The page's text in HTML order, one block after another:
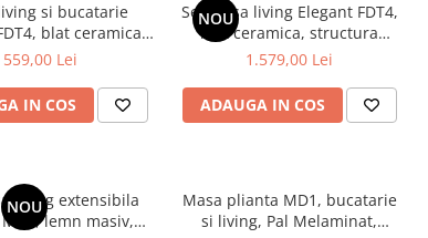
si bucatarie
blat ceramica,
6 persoane,
559,00 Lei
IN COS
NOU
Set masa living Elegant FDT4,
blat ceramica, structura
metalica, 140x80x75 cm,
tapiterie catifea, 90 kg, gri
1.579,00 Lei
ADAUGA IN COS
NOU
living extensibila
lemn masiv,
Masa plianta MD1, bucatarie
si living, Pal Melaminat,